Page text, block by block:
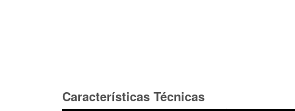
Características Técnicas